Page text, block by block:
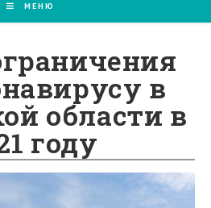
МЕНЮ
в
области в
году